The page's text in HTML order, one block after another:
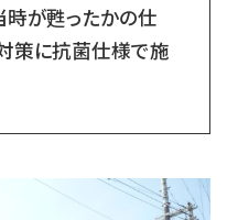
時が甦ったかの仕
策に抗菌仕様で施